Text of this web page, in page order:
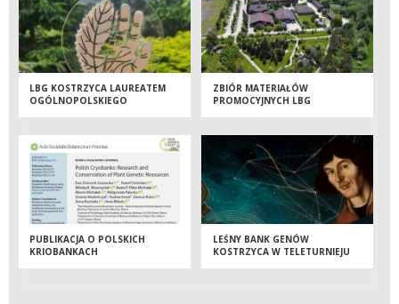
LBG KOSTRZYCA LAUREATEM
OGÓLNOPOLSKIEGO
ZBIÓR MATERIAŁÓW
PROMOCYJNYCH LBG
PUBLIKACJA O POLSKICH
KRIOBANKACH
LEŚNY BANK GENÓW
KOSTRZYCA W TELETURNIEJU